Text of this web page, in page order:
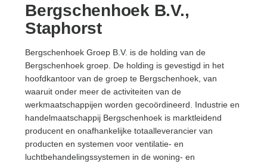
Bergschenhoek B.V.,
Staphorst
Bergschenhoek Groep B.V. is de holding van de
Bergschenhoek groep. De holding is gevestigd in het
hoofdkantoor van de groep te Bergschenhoek, van
waaruit onder meer de activiteiten van de
werkmaatschappijen worden gecoördineerd. Industrie en
handelmaatschappij Bergschenhoek is marktleidend
producent en onafhankelijke totaalleverancier van
producten en systemen voor ventilatie- en
luchtbehandelingssystemen in de woning- en